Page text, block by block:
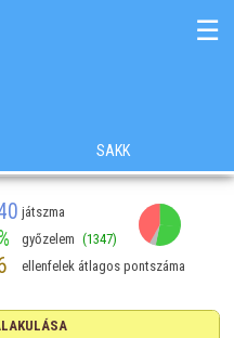
☰
SAKK
játszma
győzelem (1347)
ellenfelek átlagos pontszáma